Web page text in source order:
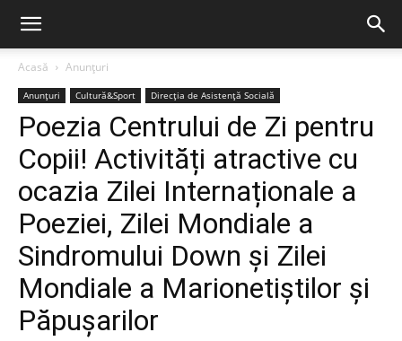
Acasă Anunțuri
Anunțuri Cultură&Sport Direcția de Asistență Socială
Poezia Centrului de Zi pentru
Copii! Activități atractive cu
ocazia Zilei Internaționale a
Poeziei, Zilei Mondiale a
Sindromului Down și Zilei
Mondiale a Marionetiștilor și
Păpușarilor